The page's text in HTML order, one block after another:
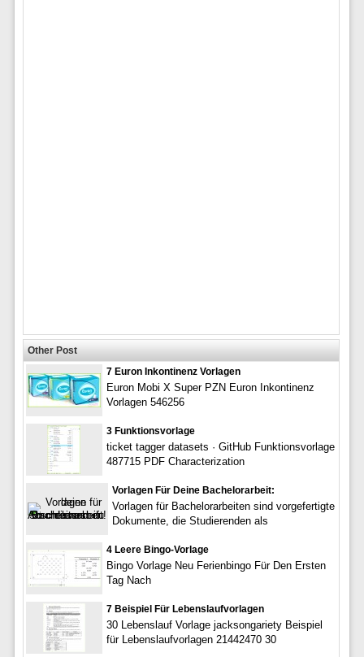
Other Post
7 Euron Inkontinenz Vorlagen
Euron Mobi X Super PZN Euron Inkontinenz
Vorlagen 546256
3 Funktionsvorlage
ticket tagger datasets · GitHub Funktionsvorlage
487715 PDF Characterization
Vorlagen Für Deine Bachelorarbeit:
Vorlagen für Bachelorarbeiten sind vorgefertigte
Dokumente, die Studierenden als
4 Leere Bingo-Vorlage
Bingo Vorlage Neu Ferienbingo Für Den Ersten
Tag Nach
7 Beispiel Für Lebenslaufvorlagen
30 Lebenslauf Vorlage jacksongariety Beispiel
für Lebenslaufvorlagen 21442470 30